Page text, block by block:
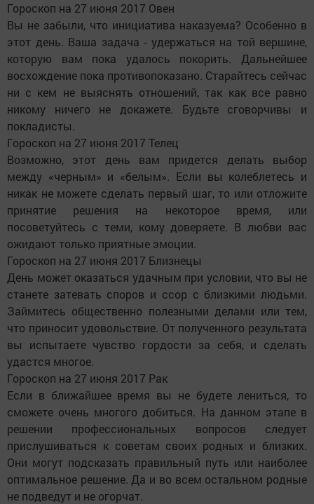
Гороскоп на 27 июня 2017 Овен
Вы не забыли, что инициатива наказуема? Особенно в
этот день. Ваша задача - удержаться на той вершине,
которую вам пока удалось покорить. Дальнейшее
восхождение пока противопоказано. Старайтесь сейчас
ни с кем не выяснять отношений, так как все равно
никому ничего не докажете. Будьте сговорчивы и
покладисты.
Гороскоп на 27 июня 2017 Телец
Возможно, этот день вам придется делать выбор
между «черным» и «белым». Если вы колеблетесь и
никак не можете сделать первый шаг, то или отложите
принятие решения на некоторое время, или
посоветуйтесь с теми, кому доверяете. В любви вас
ожидают только приятные эмоции.
Гороскоп на 27 июня 2017 Близнецы
День может оказаться удачным при условии, что вы не
станете затевать споров и ссор с близкими людьми.
Займитесь общественно полезными делами или тем,
что приносит удовольствие. От полученного результата
вы испытаете чувство гордости за себя, и сделать
удастся многое.
Гороскоп на 27 июня 2017 Рак
Если в ближайшее время вы не будете лениться, то
сможете очень многого добиться. На данном этапе в
решении профессиональных вопросов следует
прислушиваться к советам своих родных и близких.
Они могут подсказать правильный путь или наиболее
оптимальное решение. Да и во всем остальном родные
не подведут и не огорчат.